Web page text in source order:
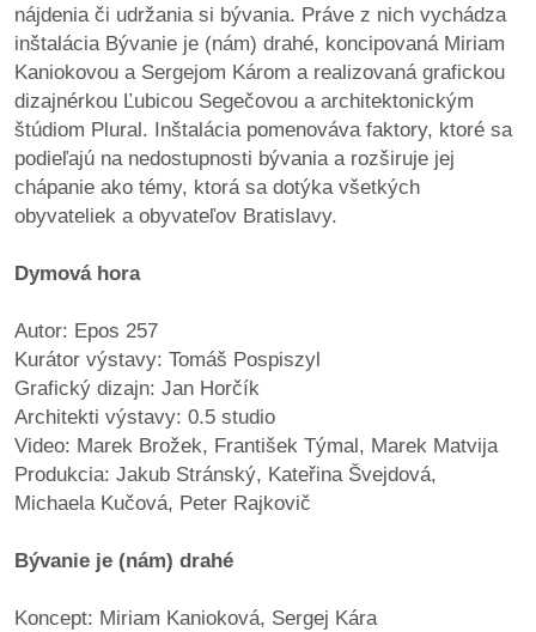
nájdenia či udržania si bývania. Práve z nich vychádza
inštalácia Bývanie je (nám) drahé, koncipovaná Miriam
Kaniokovou a Sergejom Károm a realizovaná grafickou
dizajnérkou Ľubicou Segečovou a architektonickým
štúdiom Plural. Inštalácia pomenováva faktory, ktoré sa
podieľajú na nedostupnosti bývania a rozširuje jej
chápanie ako témy, ktorá sa dotýka všetkých
obyvateliek a obyvateľov Bratislavy.
Dymová hora
Autor: Epos 257
Kurátor výstavy: Tomáš Pospiszyl
Grafický dizajn: Jan Horčík
Architekti výstavy: 0.5 studio
Video: Marek Brožek, František Týmal, Marek Matvija
Produkcia: Jakub Stránský, Kateřina Švejdová,
Michaela Kučová, Peter Rajkovič
Bývanie je (nám) drahé
Koncept: Miriam Kanioková, Sergej Kára